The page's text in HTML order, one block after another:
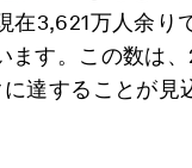
在3,621万人余り
ます。この数は
達することが見